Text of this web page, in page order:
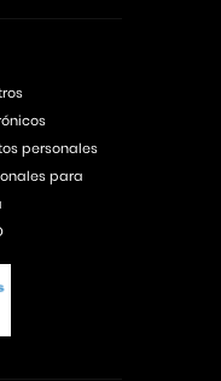
personales
para